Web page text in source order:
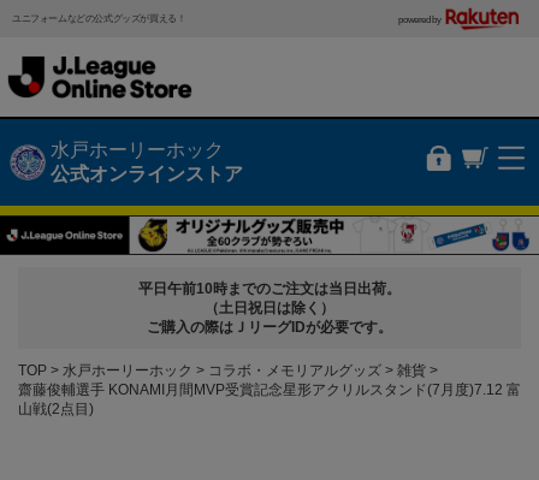
ユニフォームなどの公式グッズが買える！ powered by
水戸ホーリーホック
公式オンラインストア
平日午前10時までのご注文は当日出荷。
（土日祝日は除く）
ご購入の際はＪリーグIDが必要です。
TOP 水戸ホーリーホック コラボ・メモリアルグッズ
雑貨
齋藤俊輔選手 KONAMI月間MVP受賞記念星形アクリルスタンド(7月度)7.12 富
山戦(2点目)